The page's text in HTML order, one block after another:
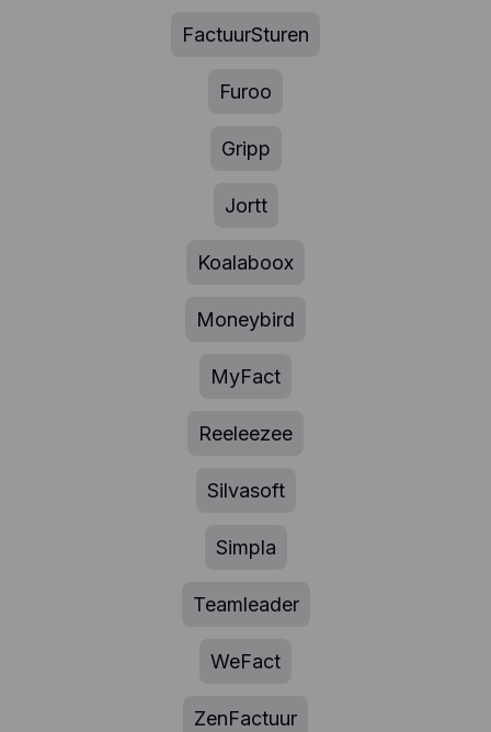
FactuurSturen
Furoo
Gripp
Jortt
Koalaboox
Moneybird
MyFact
Reeleezee
Silvasoft
Simpla
Teamleader
WeFact
ZenFactuur